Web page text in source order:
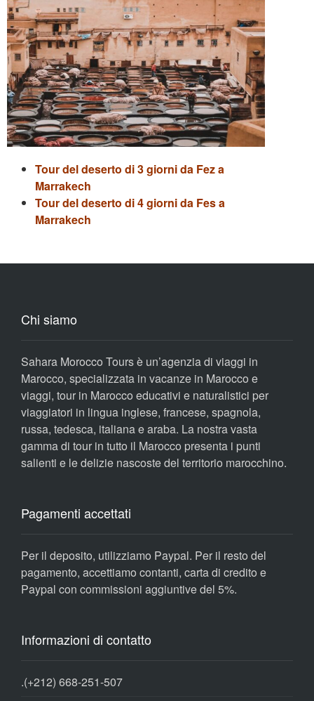
Tour del deserto di 3 giorni da Fez a
Marrakech
Tour del deserto di 4 giorni da Fes a
Marrakech
Chi siamo
Sahara Morocco Tours è un’agenzia di viaggi in
Marocco, specializzata in vacanze in Marocco e
viaggi, tour in Marocco educativi e naturalistici per
viaggiatori in lingua inglese, francese, spagnola,
russa, tedesca, italiana e araba. La nostra vasta
gamma di tour in tutto il Marocco presenta i punti
salienti e le delizie nascoste del territorio marocchino.
Pagamenti accettati
Per il deposito, utilizziamo Paypal. Per il resto del
pagamento, accettiamo contanti, carta di credito e
Paypal con commissioni aggiuntive del 5%.
Informazioni di contatto
.(+212) 668-251-507